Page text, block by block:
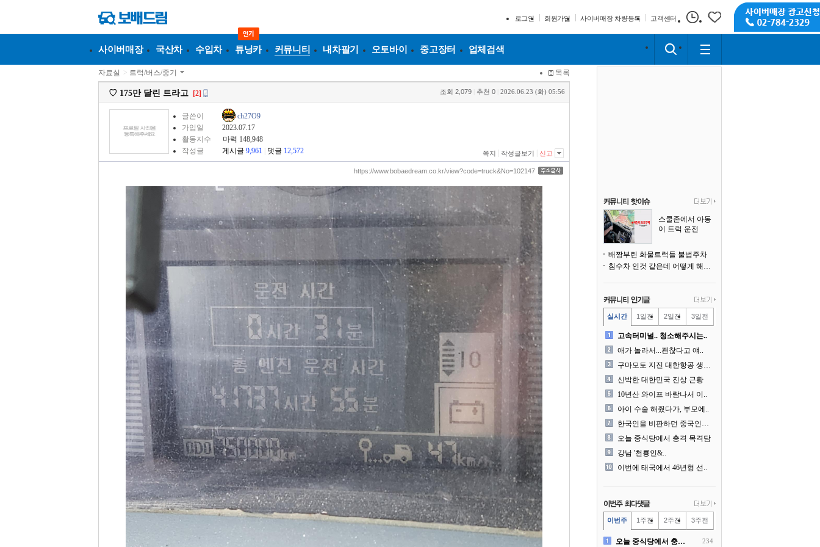
로그인 회원가입 사이버매장 차량등록 고객센터
사이버매장 국산차 수입차 튜닝카 커뮤니티 내차팔기 오토바이 중고장터 업체검색
자료실 > 트럭/버스/중기 목록
♡ 175만 달린 트라고 [2] 조회 2,079 추천 0 2026.06.23 (화) 05:56
글쓴이
ch27O9
가입일
2023.07.17
활동지수
마력 148,948
작성글
게시글 9,961 댓글 12,572 쪽지 작성글보기 신고
https://www.bobaedream.co.kr/view?code=truck&No=102147
스쿨존에서 아동
이 트럭 운전
배짱부린 화물트럭들 불법주차
침수차 인것 같은데 어떻게 해야될까요?
실시간 1일전 2일전 3일전
고속터미널.. 청소해주시는..
애가 놀라서...괜찮다고 얘..
구마모토 지진 대한항공 생수..
신박한 대한민국 진상 근황
10년산 와이프 바람나서 이..
아이 수술 해줬다가, 부모에..
한국인을 비판하던 중국인들의..
오늘 중식당에서 충격 목격담
강남 '천룡인&..
이번에 태국에서 46년형 선..
이번주 1주전 2주전 3주전
오늘 중식당에서 충격 목격담 234